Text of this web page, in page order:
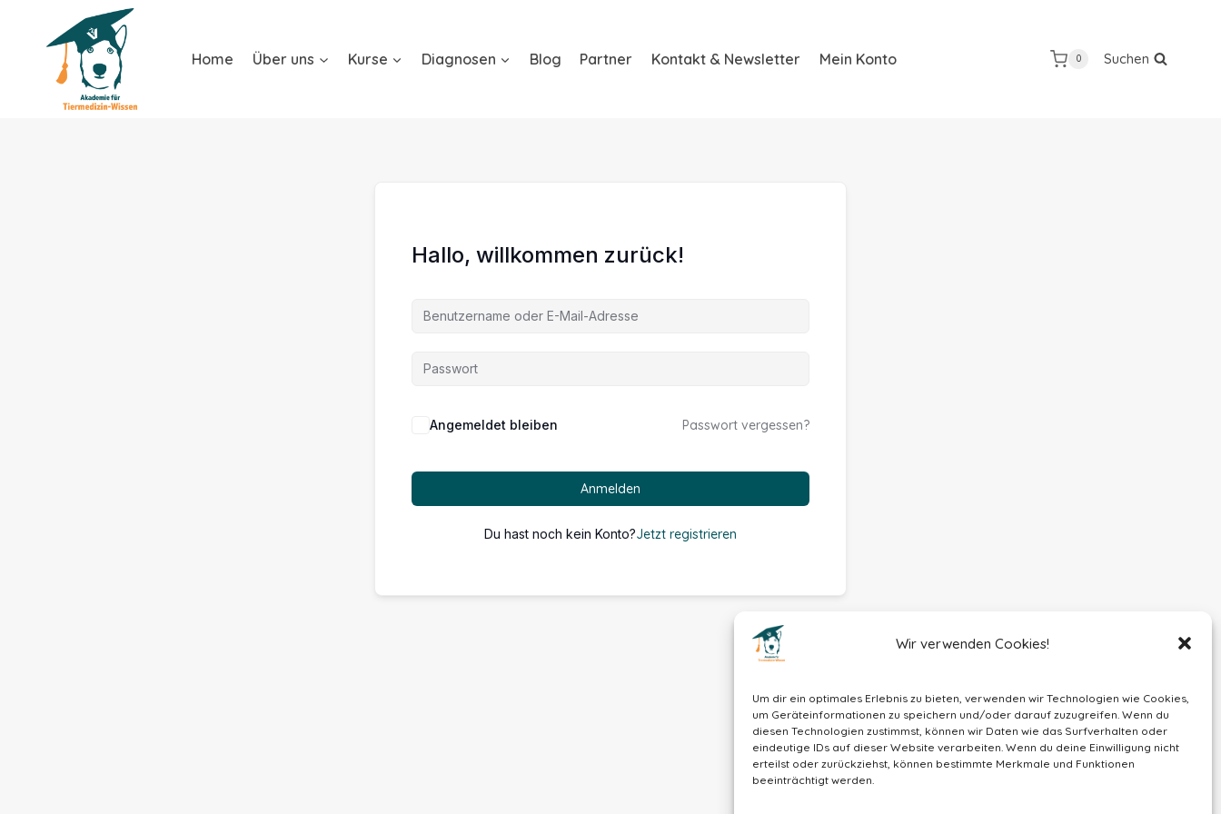
Wir verwenden Cookies!
Um dir ein optimales Erlebnis zu bieten, verwenden wir Technologien wie Cookies,
um Geräteinformationen zu speichern und/oder darauf zuzugreifen. Wenn du
diesen Technologien zustimmst, können wir Daten wie das Surfverhalten oder
eindeutige IDs auf dieser Website verarbeiten. Wenn du deine Einwilligung nicht
erteilst oder zurückziehst, können bestimmte Merkmale und Funktionen
beeinträchtigt werden.
Home Über uns Kurse Diagnosen Blog Partner Kontakt & Newsletter Mein Konto 0 Suchen
Hallo, willkommen zurück!
Alternative:
Angemeldet bleiben Passwort vergessen?
Anmelden
Du hast noch kein Konto?Jetzt registrieren